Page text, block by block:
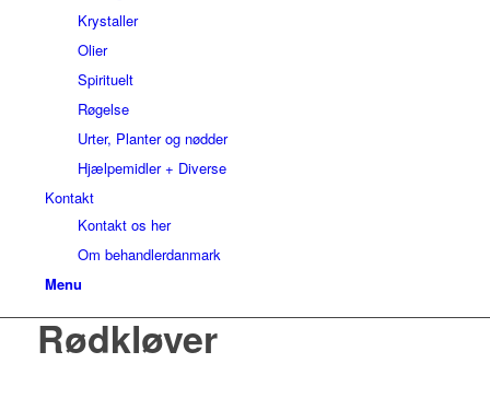
Krystaller
Olier
Spirituelt
Røgelse
Urter, Planter og nødder
Hjælpemidler + Diverse
Kontakt
Kontakt os her
Om behandlerdanmark
Menu
Rødkløver